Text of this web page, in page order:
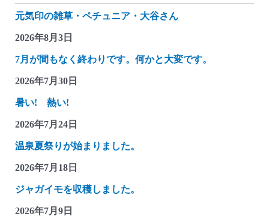
つ
れ
れ
雑
記
入
道
ち
っ
と
元気印の雑草・ペチュニア・大谷さん
2026年8月3日
7月が間もなく終わりです。何かと大変です。
2026年7月30日
暑い! 熱い!
2026年7月24日
温泉夏祭りが始まりました。
2026年7月18日
ジャガイモを収穫しました。
2026年7月9日